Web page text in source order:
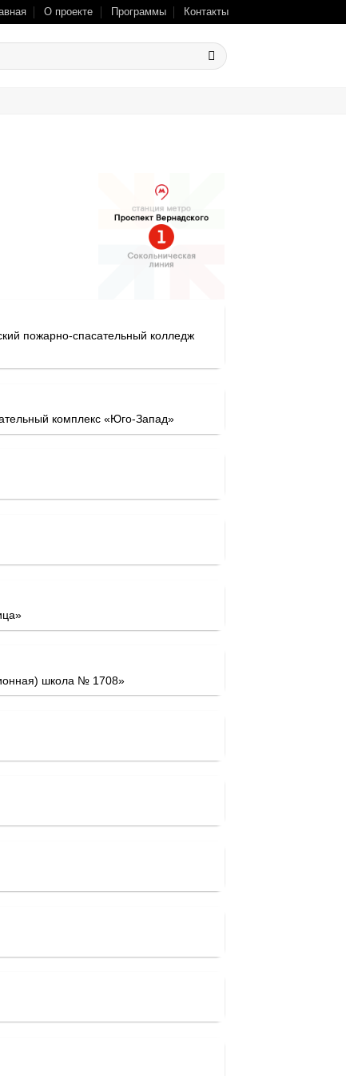
О проекте Программы Контакты
пожарно-спасательный колледж
комплекс «Юго-Запад»
школа № 1708»